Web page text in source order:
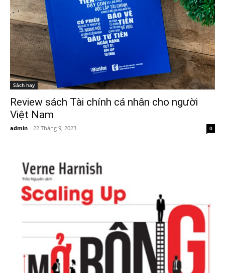
Sách hay
Review sách Tài chính cá nhân cho người
Việt Nam
admin - 22 Tháng 9, 2023 0